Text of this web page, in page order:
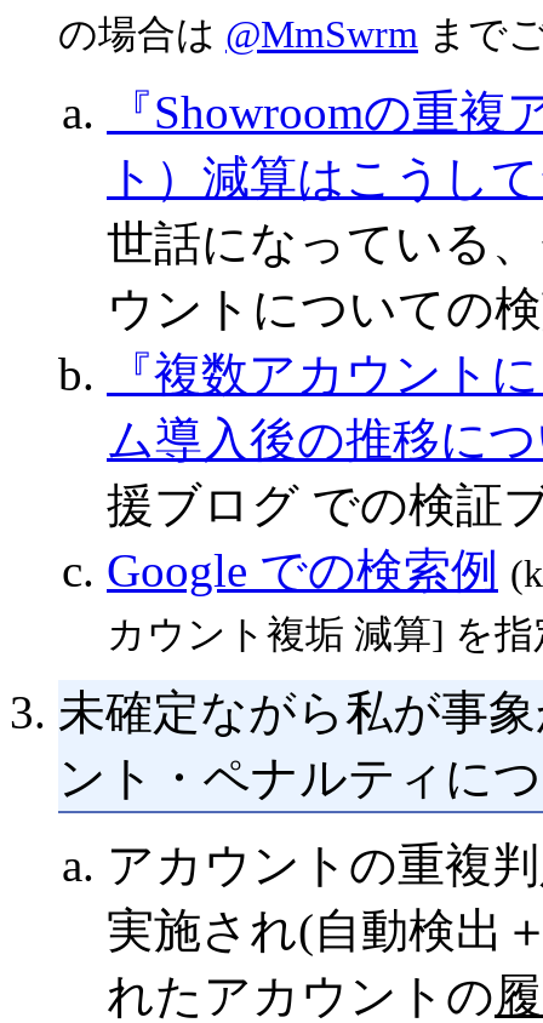
の場合は @MmSwrm まで
『Showroomの重
ト）減算はこうし
世話になっている
ウントについての
『複数アカウント
ム導入後の推移に
援ブログ での検証
Google での検索例
カウント複垢 減算] を指
未確定ながら私が事
ント・ペナルティに
アカウントの重複
実施され(自動検出
れたアカウントの